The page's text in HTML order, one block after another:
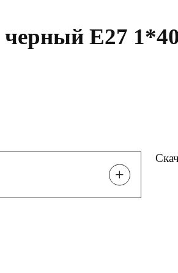
черный Е27
+